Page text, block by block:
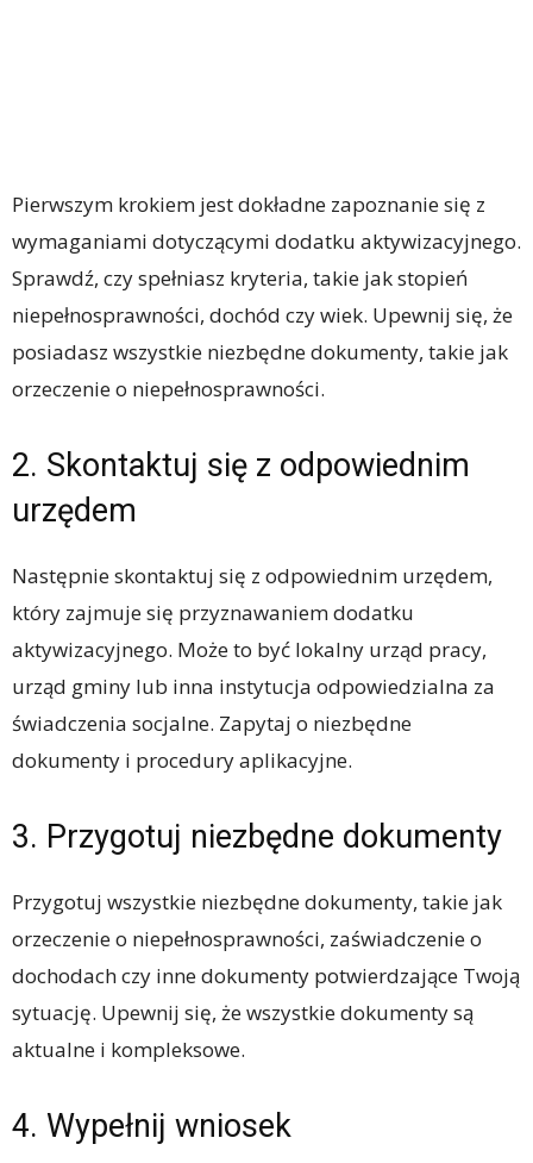
Pierwszym krokiem jest dokładne zapoznanie się z
wymaganiami dotyczącymi dodatku aktywizacyjnego.
Sprawdź, czy spełniasz kryteria, takie jak stopień
niepełnosprawności, dochód czy wiek. Upewnij się, że
posiadasz wszystkie niezbędne dokumenty, takie jak
orzeczenie o niepełnosprawności.
2. Skontaktuj się z odpowiednim
urzędem
Następnie skontaktuj się z odpowiednim urzędem,
który zajmuje się przyznawaniem dodatku
aktywizacyjnego. Może to być lokalny urząd pracy,
urząd gminy lub inna instytucja odpowiedzialna za
świadczenia socjalne. Zapytaj o niezbędne
dokumenty i procedury aplikacyjne.
3. Przygotuj niezbędne dokumenty
Przygotuj wszystkie niezbędne dokumenty, takie jak
orzeczenie o niepełnosprawności, zaświadczenie o
dochodach czy inne dokumenty potwierdzające Twoją
sytuację. Upewnij się, że wszystkie dokumenty są
aktualne i kompleksowe.
4. Wypełnij wniosek